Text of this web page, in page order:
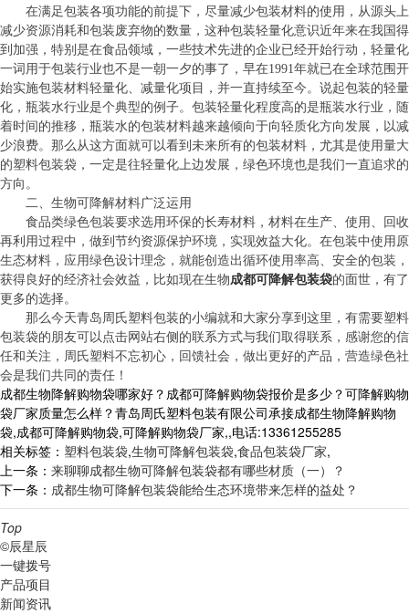
在满足包装各项功能的前提下，尽量减少包装材料的使用，从源头上
减少资源消耗和包装废弃物的数量，这种包装轻量化意识近年来在我国得
到加强，特别是在食品领域，一些技术先进的企业已经开始行动，轻量化
一词用于包装行业也不是一朝一夕的事了，早在1991年就已在全球范围开
始实施包装材料轻量化、减量化项目，并一直持续至今。说起包装的轻量
化，瓶装水行业是个典型的例子。包装轻量化程度高的是瓶装水行业，随
着时间的推移，瓶装水的包装材料越来越倾向于向轻质化方向发展，以减
少浪费。那么从这方面就可以看到未来所有的包装材料，尤其是使用量大
的塑料包装袋，一定是往轻量化上边发展，绿色环境也是我们一直追求的
方向。
二、生物可降解材料广泛运用
食品类绿色包装要求选用环保的长寿材料，材料在生产、使用、回收
再利用过程中，做到节约资源保护环境，实现效益大化。在包装中使用原
生态材料，应用绿色设计理念，就能创造出循环使用率高、安全的包装，
获得良好的经济社会效益，比如现在生物成都可降解包装袋的面世，有了
更多的选择。
那么今天青岛周氏塑料包装的小编就和大家分享到这里，有需要塑料
包装袋的朋友可以点击网站右侧的联系方式与我们取得联系，感谢您的信
任和关注，周氏塑料不忘初心，回馈社会，做出更好的产品，营造绿色社
会是我们共同的责任！
成都生物降解购物袋哪家好？成都可降解购物袋报价是多少？可降解购物
袋厂家质量怎么样？青岛周氏塑料包装有限公司承接成都生物降解购物
袋,成都可降解购物袋,可降解购物袋厂家,,电话:13361255285
相关标签： 塑料包装袋,生物可降解包装袋,食品包装袋厂家,
上一条： 来聊聊成都生物可降解包装袋都有哪些材质（一）？
下一条： 成都生物可降解包装袋能给生态环境带来怎样的益处？
Top
©辰星辰
一键拨号
产品项目
新闻资讯